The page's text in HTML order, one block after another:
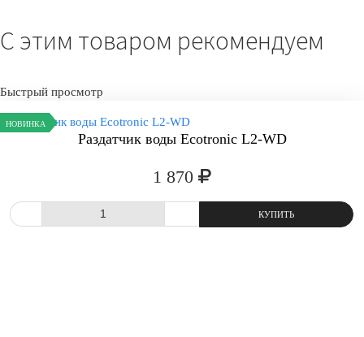
С этим товаром рекомендуем
Быстрый просмотр
НОВИНКА
Раздатчик воды Ecotronic L2-WD
1 870